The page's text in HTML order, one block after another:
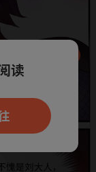
新用
读